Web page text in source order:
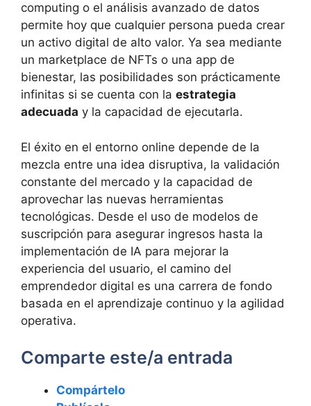
computing o el análisis avanzado de datos
permite hoy que cualquier persona pueda crear
un activo digital de alto valor. Ya sea mediante
un marketplace de NFTs o una app de
bienestar, las posibilidades son prácticamente
infinitas si se cuenta con la estrategia
adecuada y la capacidad de ejecutarla.
El éxito en el entorno online depende de la
mezcla entre una idea disruptiva, la validación
constante del mercado y la capacidad de
aprovechar las nuevas herramientas
tecnológicas. Desde el uso de modelos de
suscripción para asegurar ingresos hasta la
implementación de IA para mejorar la
experiencia del usuario, el camino del
emprendedor digital es una carrera de fondo
basada en el aprendizaje continuo y la agilidad
operativa.
Comparte este/a entrada
Compártelo